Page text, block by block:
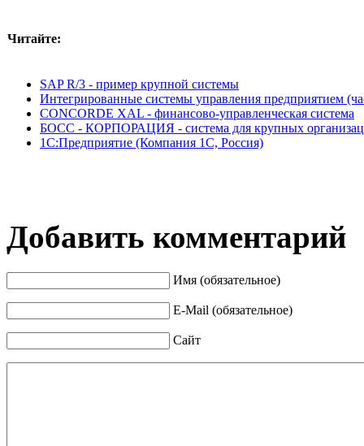
Читайте:
SAP R/3 - пример крупной системы
Интегрированные системы управления предприятием
CONCORDE XAL - финансово-управленческая система
БОСС - КОРПОРАЦИЯ - система для крупных
1С:Предприятие (Компания 1С, Россия)
Добавить комментарий
Имя (обязательное)
E-Mail (обязательное)
Сайт